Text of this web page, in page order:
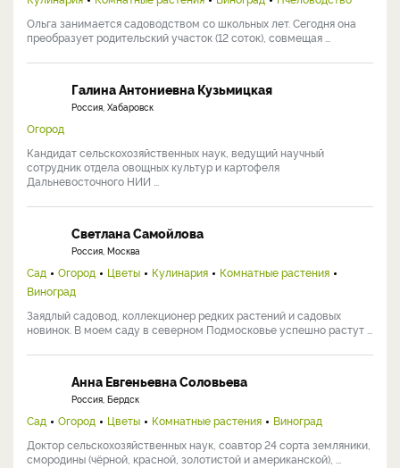
Ольга занимается садоводством со школьных лет. Сегодня она
преобразует родительский участок (12 соток), совмещая ...
Галина Антониевна Кузьмицкая
Россия, Хабаровск
Огород
Кандидат сельскохозяйственных наук, ведущий научный
сотрудник отдела овощных культур и картофеля
Дальневосточного НИИ ...
Светлана Самойлова
Россия, Москва
Сад Огород Цветы Кулинария
Комнатные растения
Виноград
Заядлый садовод, коллекционер редких растений и садовых
новинок. В моем саду в северном Подмосковье успешно растут ...
Анна Евгеньевна Соловьева
Россия, Бердск
Сад Огород Цветы Комнатные растения
Виноград
Доктор сельскохозяйственных наук, соавтор 24 сорта земляники,
смородины (чёрной, красной, золотистой и американской), ...